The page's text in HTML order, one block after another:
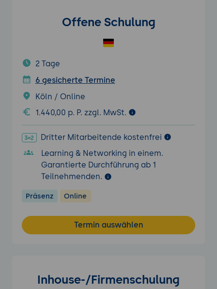
Offene Schulung
2 Tage
6 gesicherte Termine
Köln / Online
1.440,00 p. P. zzgl. MwSt.
Dritter Mitarbeitende kostenfrei
Learning & Networking in einem.
Garantierte Durchführung ab 1
Teilnehmenden.
Präsenz Online
Termin auswählen
Inhouse-/Firmenschulung